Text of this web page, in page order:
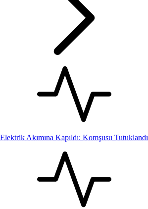
Elektrik Akımına Kapıldı: Komşusu Tutuklandı